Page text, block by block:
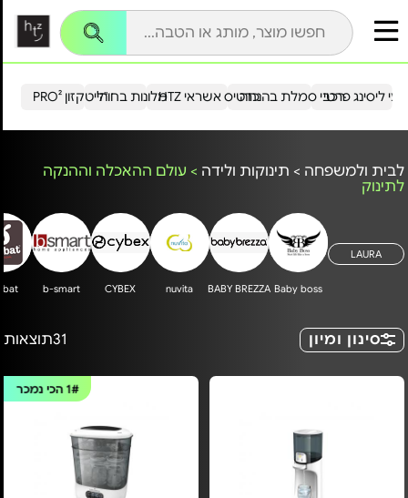
הייטקזון PRO²מלונות בחו"ל כרטיס אשראי HTZ ליסינג פרטירכבי סמלת בהנחה
לבית ולמשפחה > תינוקות ולידה > עולם ההאכלה וההנקה
לתינוק
LAURA
Baby boss
BABY BREZZA
nuvita
CYBEX
b-smart
סינון ומיון 31תוצאות
1#הכי נמכר